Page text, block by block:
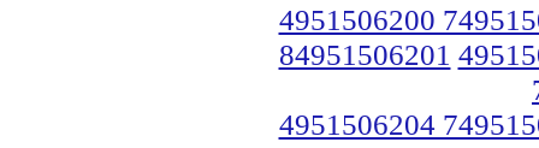
4951506200
84951506201
4951506204